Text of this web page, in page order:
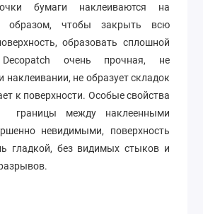
бумаги наклеиваются на
образом, чтобы закрыть всю
образовать сплошной
очень прочная, не
наклеивании, не образует складок
к поверхности. Особые свойства
границы между наклеенными
невидимыми, поверхность
гладкой, без видимых стыков и